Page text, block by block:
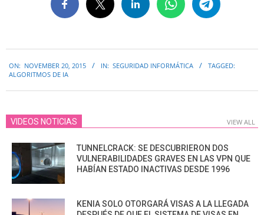
11-
ON: NOVEMBER 20, 2015 IN: SEGURIDAD INFORMÁTICA
TAGGED:
ALGORITMOS DE IA
VIDEOS NOTICIAS VIEW ALL
TUNNELCRACK: SE DESCUBRIERON DOS
VULNERABILIDADES GRAVES EN LAS VPN QUE
HABÍAN ESTADO INACTIVAS DESDE 1996
KENIA SOLO OTORGARÁ VISAS A LA LLEGADA